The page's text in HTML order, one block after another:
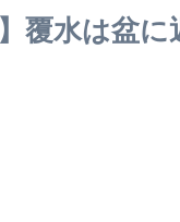
覆水は盆に